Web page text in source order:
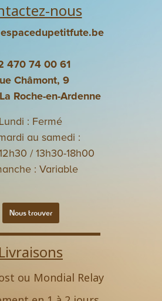
nous
470 74 00 61
Châmont, 9
Roche-en-Ardenne
Lundi : Fermé
au samedi :
/ 13h30-18h00
: Variable
Nous trouver
Livraisons
ou Mondial Relay